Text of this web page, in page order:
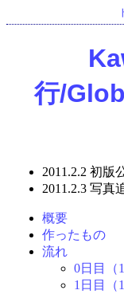
行/
2011.2.2 初版
2011.2.3 写真
概要
作ったもの
流れ
0日目（
1日目（